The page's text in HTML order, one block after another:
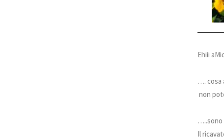
Ehiii
…. cosa
non
…..sono
Il